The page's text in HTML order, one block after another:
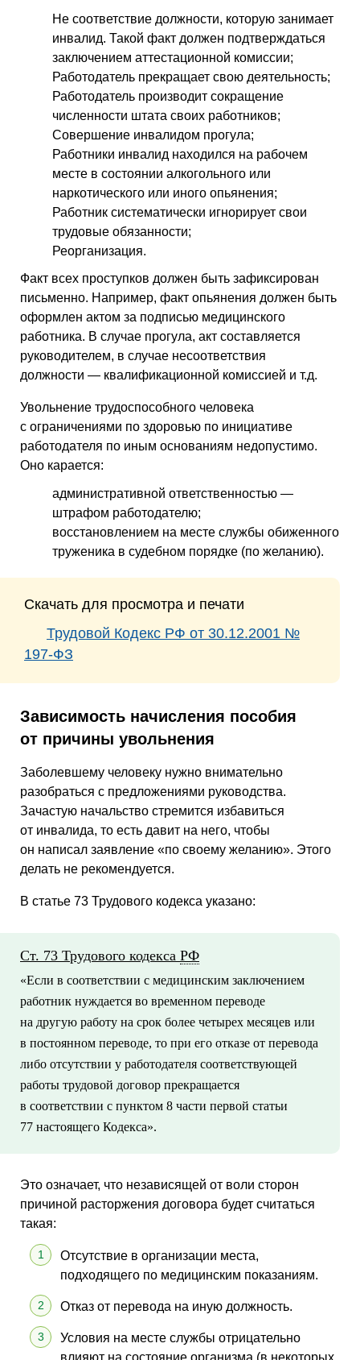
Не соответствие должности, которую занимает
инвалид. Такой факт должен подтверждаться
заключением аттестационной комиссии;
Работодатель прекращает свою деятельность;
Работодатель производит сокращение
численности штата своих работников;
Совершение инвалидом прогула;
Работники инвалид находился на рабочем
месте в состоянии алкогольного или
наркотического или иного опьянения;
Работник систематически игнорирует свои
трудовые обязанности;
Реорганизация.
Факт всех проступков должен быть зафиксирован
письменно. Например, факт опьянения должен быть
оформлен актом за подписью медицинского
работника. В случае прогула, акт составляется
руководителем, в случае несоответствия
должности — квалификационной комиссией и т.д.
Увольнение трудоспособного человека
с ограничениями по здоровью по инициативе
работодателя по иным основаниям недопустимо.
Оно карается:
административной ответственностью —
штрафом работодателю;
восстановлением на месте службы обиженного
труженика в судебном порядке (по желанию).
Скачать для просмотра и печати
Трудовой Кодекс РФ от 30.12.2001 №
197-ФЗ
Зависимость начисления пособия
от причины увольнения
Заболевшему человеку нужно внимательно
разобраться с предложениями руководства.
Зачастую начальство стремится избавиться
от инвалида, то есть давит на него, чтобы
он написал заявление «по своему желанию». Этого
делать не рекомендуется.
В статье 73 Трудового кодекса указано:
Ст. 73 Трудового кодекса РФ
«Если в соответствии с медицинским заключением
работник нуждается во временном переводе
на другую работу на срок более четырех месяцев или
в постоянном переводе, то при его отказе от перевода
либо отсутствии у работодателя соответствующей
работы трудовой договор прекращается
в соответствии с пунктом 8 части первой статьи
77 настоящего Кодекса».
Это означает, что независящей от воли сторон
причиной расторжения договора будет считаться
такая:
Отсутствие в организации места,
подходящего по медицинским показаниям.
Отказ от перевода на иную должность.
Условия на месте службы отрицательно